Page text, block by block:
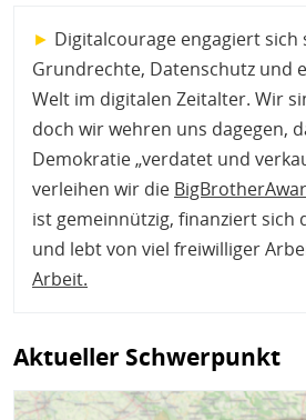
► Digitalcourage engagiert sich
Grundrechte, Datenschutz und
Welt im digitalen Zeitalter. Wir
doch wir wehren uns dagegen,
Demokratie „verdatet und
verleihen wir die
ist gemeinnützig, finanziert sich
und lebt von viel freiwilliger
Arbeit.
Aktueller Schwerpunkt
Bild